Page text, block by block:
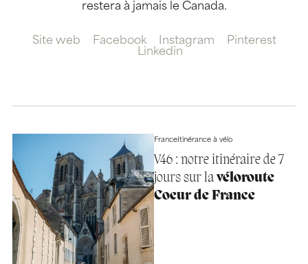
restera à jamais le Canada.
Site web Facebook Instagram
Pinterest
Linkedin
FranceItinérance à vélo
V46 : notre itinéraire de 7
jours sur lavéloroute
Coeur de France